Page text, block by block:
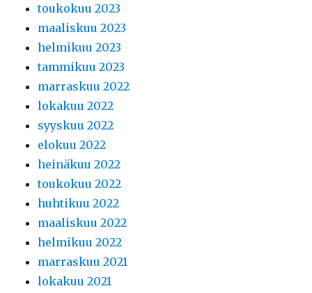
toukokuu 2023
maaliskuu 2023
helmikuu 2023
tammikuu 2023
marraskuu 2022
lokakuu 2022
syyskuu 2022
elokuu 2022
heinäkuu 2022
toukokuu 2022
huhtikuu 2022
maaliskuu 2022
helmikuu 2022
marraskuu 2021
lokakuu 2021